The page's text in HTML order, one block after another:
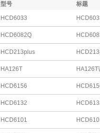
型号 标题
HCD6033
HCD6082Q
HCD213plus
HA126T HA126T
HCD6156
HCD6132
HCD6101